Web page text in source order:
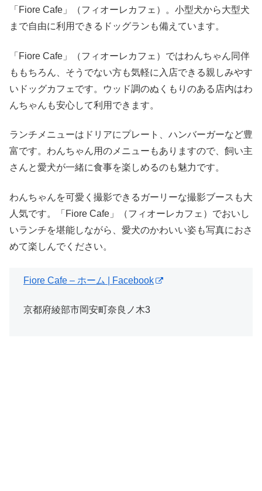
「Fiore Cafe」（フィオーレカフェ）。小型犬から大型犬
まで自由に利用できるドッグランも備えています。
「Fiore Cafe」（フィオーレカフェ）ではわんちゃん同伴
ももちろん、そうでない方も気軽に入店できる親しみやす
いドッグカフェです。ウッド調のぬくもりのある店内はわ
んちゃんも安心して利用できます。
ランチメニューはドリアにプレート、ハンバーガーなど豊
富です。わんちゃん用のメニューもありますので、飼い主
さんと愛犬が一緒に食事を楽しめるのも魅力です。
わんちゃんを可愛く撮影できるガーリーな撮影ブースも大
人気です。「Fiore Cafe」（フィオーレカフェ）でおいし
いランチを堪能しながら、愛犬のかわいい姿も写真におさ
めて楽しんでください。
Fiore Cafe – ホーム | Facebook
京都府綾部市岡安町奈良ノ木3